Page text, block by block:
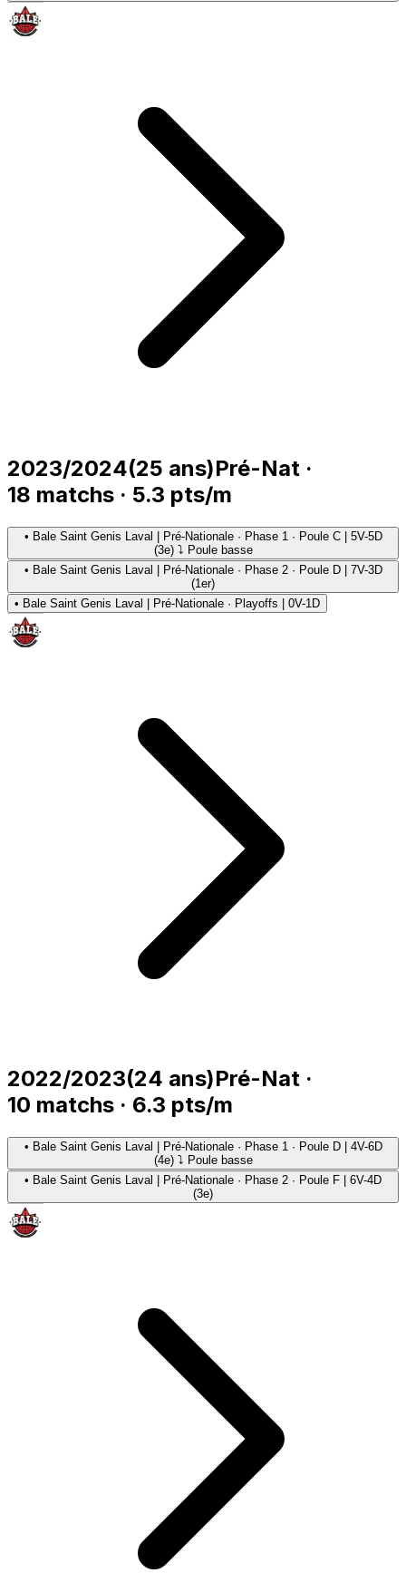
2023/2024(25 ans)Pré-Nat ·
18 matchs · 5.3 pts/m
• Bale Saint Genis Laval | Pré-Nationale · Phase 1 · Poule C | 5V-5D
(3e) ⤵ Poule basse
• Bale Saint Genis Laval | Pré-Nationale · Phase 2 · Poule D | 7V-3D
(1er)
• Bale Saint Genis Laval | Pré-Nationale · Playoffs | 0V-1D
2022/2023(24 ans)Pré-Nat ·
10 matchs · 6.3 pts/m
• Bale Saint Genis Laval | Pré-Nationale · Phase 1 · Poule D | 4V-6D
(4e) ⤵ Poule basse
• Bale Saint Genis Laval | Pré-Nationale · Phase 2 · Poule F | 6V-4D
(3e)